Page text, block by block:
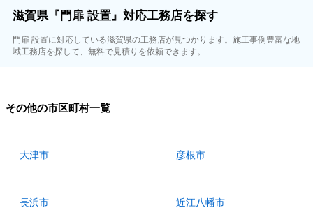
滋賀県『門扉 設置』対応工務店を探す
門扉 設置に対応している滋賀県の工務店が見つかります。施工事例豊富な地
域工務店を探して、無料で見積りを依頼できます。
その他の市区町村一覧
大津市 彦根市
長浜市 近江八幡市